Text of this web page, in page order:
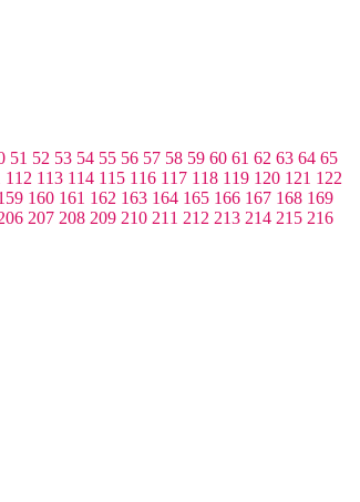
51 52 53 54 55 56 57 58 59 60 61 62 63 64 65
112 113 114 115 116 117 118 119 120 121 122
160 161 162 163 164 165 166 167 168 169
207 208 209 210 211 212 213 214 215 216